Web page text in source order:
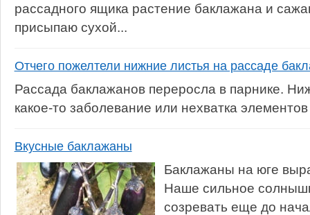
рассадного ящика растение баклажана и
присыпаю сухой...
Отчего пожелтели нижние листья на рассаде
Рассада баклажанов переросла в парнике.
какое-то заболевание или нехватка
Вкусные баклажаны
Баклажаны на юге
Наше сильное
созревать еще до